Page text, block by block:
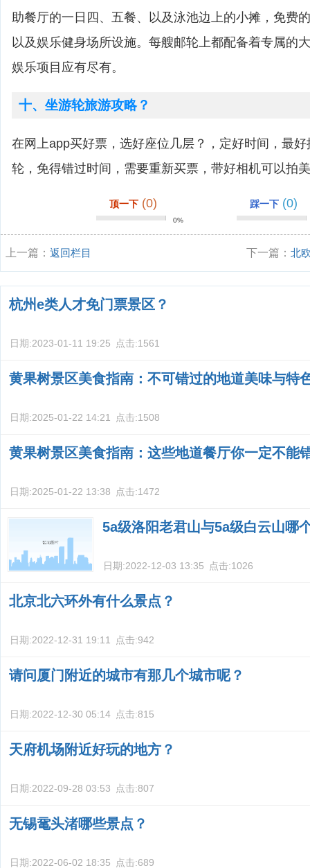
助餐厅的一日四、五餐、以及泳池边上的小摊，免费
以及娱乐健身场所设施。每艘邮轮上都配备着专属的
娱乐项目应有尽有。
十、坐游轮旅游攻略？
在网上app买好票，选好座位几层？，定好时间，最
轮，免得错过时间，需要重新买票，带好相机可以拍
顶一下 (0)
0%
踩一下 (0)
上一篇： 返回栏目 下一篇：北
杭州e类人才免门票景区？
日期:2023-01-11 19:25 点击:1561
黄果树景区美食指南：不可错过的地道美味与特
日期:2025-01-22 14:21 点击:1508
黄果树景区美食指南：这些地道餐厅你一定不能
日期:2025-01-22 13:38 点击:1472
5a级洛阳老君山与5a级白云山哪
日期:2022-12-03 13:35 点击:1026
北京北六环外有什么景点？
日期:2022-12-31 19:11 点击:942
请问厦门附近的城市有那几个城市呢？
日期:2022-12-30 05:14 点击:815
天府机场附近好玩的地方？
日期:2022-09-28 03:53 点击:807
无锡鼋头渚哪些景点？
日期:2022-06-02 18:35 点击:689